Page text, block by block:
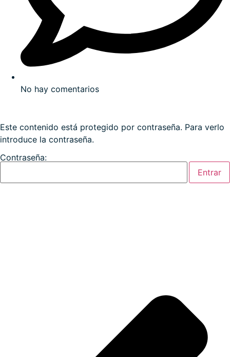
No hay comentarios
Este contenido está protegido por contraseña. Para verlo
introduce la contraseña.
Contraseña: